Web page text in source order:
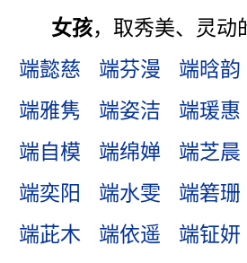
女孩，取秀美、灵动
端懿慈
端芬漫 端晗韵
端雅隽
端姿洁 端瑗惠
端自模
端绵婵 端芝晨
端奕阳
端水雯 端箬珊
端茈木
端依遥 端钲妍